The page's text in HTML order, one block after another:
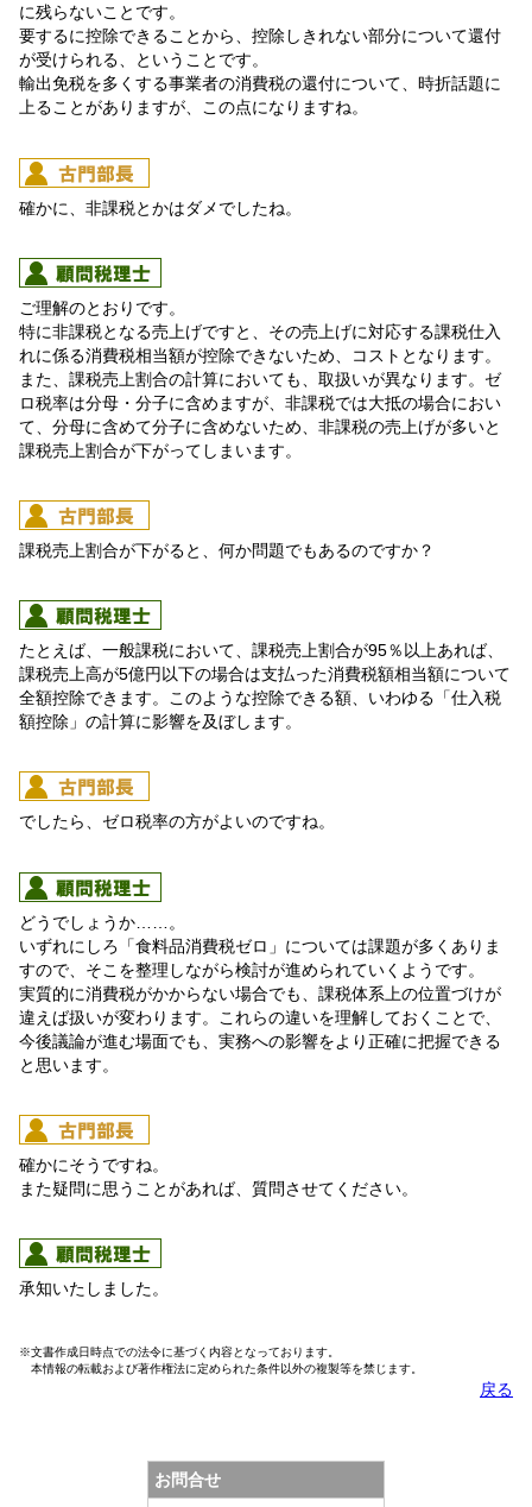
に残らないことです。
要するに控除できることから、控除しきれない部分について還付
が受けられる、ということです。
輸出免税を多くする事業者の消費税の還付について、時折話題に
上ることがありますが、この点になりますね。
確かに、非課税とかはダメでしたね。
ご理解のとおりです。
特に非課税となる売上げですと、その売上げに対応する課税仕入
れに係る消費税相当額が控除できないため、コストとなります。
また、課税売上割合の計算においても、取扱いが異なります。ゼ
ロ税率は分母・分子に含めますが、非課税では大抵の場合におい
て、分母に含めて分子に含めないため、非課税の売上げが多いと
課税売上割合が下がってしまいます。
課税売上割合が下がると、何か問題でもあるのですか？
たとえば、一般課税において、課税売上割合が95％以上あれば、
課税売上高が5億円以下の場合は支払った消費税額相当額について
全額控除できます。このような控除できる額、いわゆる「仕入税
額控除」の計算に影響を及ぼします。
でしたら、ゼロ税率の方がよいのですね。
どうでしょうか……。
いずれにしろ「食料品消費税ゼロ」については課題が多くありま
すので、そこを整理しながら検討が進められていくようです。
実質的に消費税がかからない場合でも、課税体系上の位置づけが
違えば扱いが変わります。これらの違いを理解しておくことで、
今後議論が進む場面でも、実務への影響をより正確に把握できる
と思います。
確かにそうですね。
また疑問に思うことがあれば、質問させてください。
承知いたしました。
※文書作成日時点での法令に基づく内容となっております。
本情報の転載および著作権法に定められた条件以外の複製等を禁じます。
戻る
お問合せ